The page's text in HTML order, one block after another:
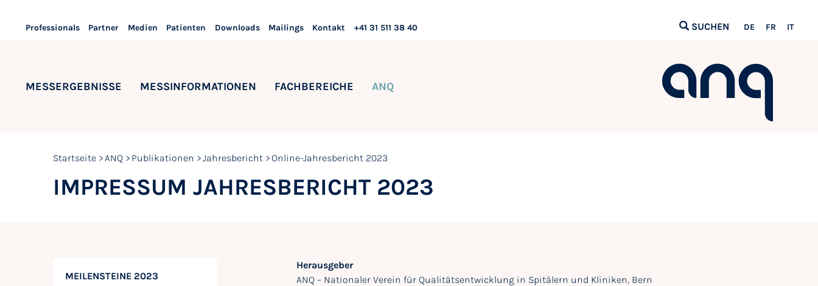
Professionals Partner Medien Patienten Downloads Mailings Kontakt +41 31 511 38 40 SUCHEN DE FR IT
MESSERGEBNISSE MESSINFORMATIONEN FACHBEREICHE ANQ
Startseite ANQ Publikationen Jahresbericht Online-Jahresbericht 2023
IMPRESSUM JAHRESBERICHT 2023
MEILENSTEINE 2023
Herausgeber
ANQ – Nationaler Verein für Qualitätsentwicklung in Spitälern und Kliniken, Bern